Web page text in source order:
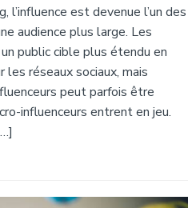
l’influence est devenue l’un des
audience plus large. Les
public cible plus étendu en
réseaux sociaux, mais
peut parfois être
influenceurs entrent en jeu.